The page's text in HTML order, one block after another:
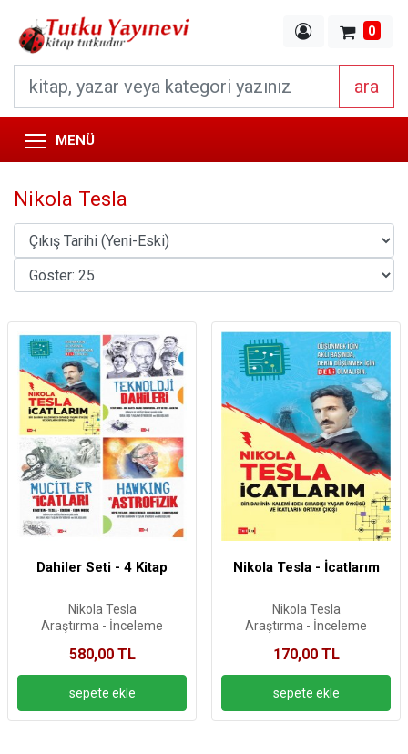
0
ara
MENÜ
Nikola Tesla
Dahiler Seti - 4 Kitap
Nikola Tesla
Araştırma - İnceleme
580,00 TL
Nikola Tesla - İcatlarım
Nikola Tesla
Araştırma - İnceleme
170,00 TL